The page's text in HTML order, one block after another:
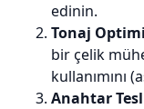
edinin.
Tonaj
bir çelik
kullanımını
Anahtar